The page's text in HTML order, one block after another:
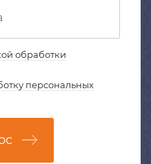
обработки
персональных